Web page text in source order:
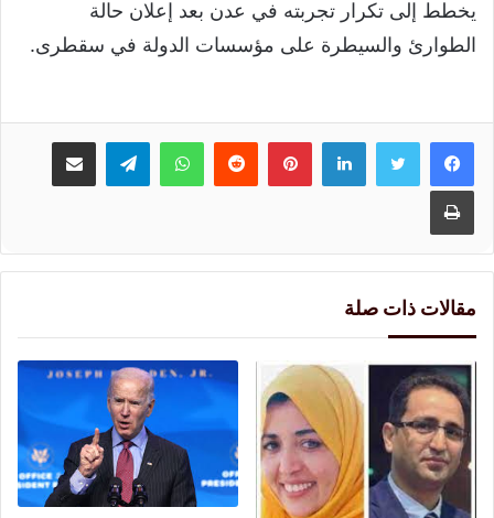
يخطط إلى تكرار تجربته في عدن بعد إعلان حالة
الطوارئ والسيطرة على مؤسسات الدولة في سقطرى.
لينكدإنبينتيريست واتسابتيلقرام مشاركة عبر البريد
طباعة
مقالات ذات صلة